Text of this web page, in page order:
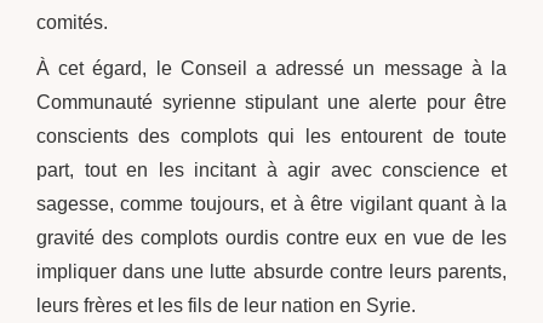
comités.
À cet égard, le Conseil a adressé un message à la
Communauté syrienne stipulant une alerte pour être
conscients des complots qui les entourent de toute
part, tout en les incitant à agir avec conscience et
sagesse, comme toujours, et à être vigilant quant à la
gravité des complots ourdis contre eux en vue de les
impliquer dans une lutte absurde contre leurs parents,
leurs frères et les fils de leur nation en Syrie.